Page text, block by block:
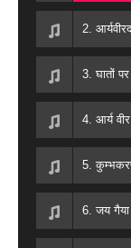
2.
3. घातों पर
4. आर्य
6. जय गैया